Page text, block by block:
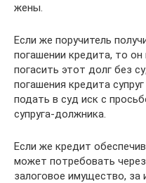
жены.
Если же поручитель
погашении кредита, то
погасить этот долг без
погашения кредита
подать в суд иск с
супруга-должника.
Если же кредит
может потребовать
залоговое имущество, за